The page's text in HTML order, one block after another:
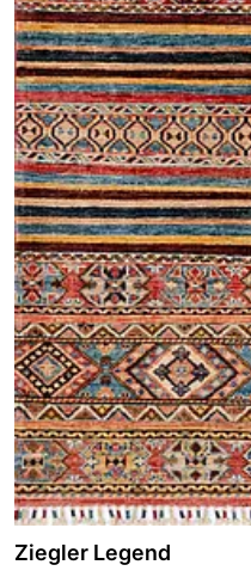
Ziegler Legend